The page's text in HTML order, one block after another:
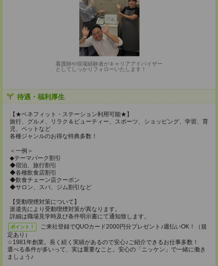
看護師や現場経験者がキャリアアドバイザー
としてしっかりフォローいたします！
待遇・福利厚生
【★ベネフィット・ステーション利用可能★】
旅行、グルメ、リラク＆ビューティー、スポーツ、ショッピング、学習、育
児、ペットなど
各種ジャンルのお得な特典多数！
＜一例＞
◆テーマパーク割引
◆宿泊、旅行割引
◆各種飲食店割引
◆飲食チェーン店クーポン
◆サロン、スパ、ジム割引など
【受動喫煙対策について】
派遣先により受動喫煙対策が異なります。
詳細は職場見学時及び条件明示書にて通知致します。
ポイント！
ご来社登録でQUOカード2000円分プレゼント♪週払いOK！（規
定あり）
☆1981年創業。長く続く実績があるので安心♪ご紹介できるお仕事多数！
選べる条件が多いって、実は重要なこと。安心の「ニッケン」で一緒に働き
ましょう♪